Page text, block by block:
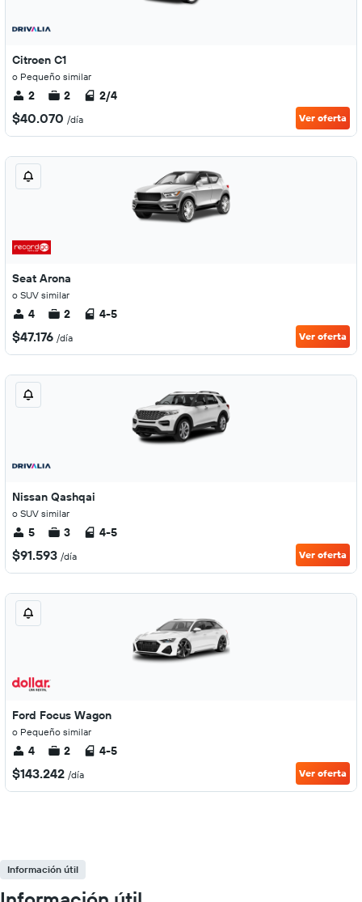
Citroen C1
o Pequeño similar
2 2 2/4
$40.070 /día Ver oferta
Seat Arona
o SUV similar
4 2 4-5
$47.176 /día Ver oferta
Nissan Qashqai
o SUV similar
5 3 4-5
$91.593 /día Ver oferta
Ford Focus Wagon
o Pequeño similar
4 2 4-5
$143.242 /día Ver oferta
Información útil